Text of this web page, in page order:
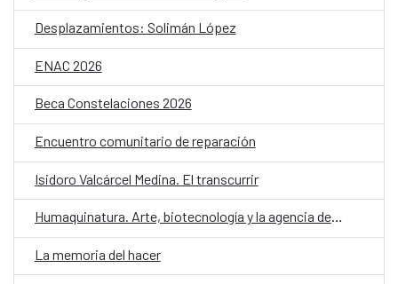
Desplazamientos: Solimán López
ENAC 2026
Beca Constelaciones 2026
Encuentro comunitario de reparación
Isidoro Valcárcel Medina. El transcurrir
Humaquinatura. Arte, biotecnología y la agencia de nuestro entorno
La memoria del hacer